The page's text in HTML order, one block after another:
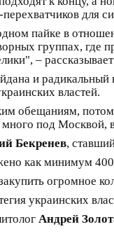
перехватчиков
пайке в
группах, где
–
и радикальный
властей.
обещаниям,
под Москвой,
Бекренев,
как минимум
огромное
украинских
Андрей